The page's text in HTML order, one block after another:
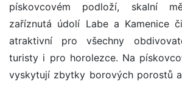
pískovcovém podloží, skalní
zaříznutá údolí Labe a Kamenice
atraktivní pro všechny
turisty i pro horolezce. Na
vyskytují zbytky borových porostů